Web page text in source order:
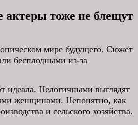
актеры тоже не блещут
мире будущего. Сюжет
бесплодными из-за
идеала. Нелогичными выглядят
женщинами. Непонятно, как
и сельского хозяйства.